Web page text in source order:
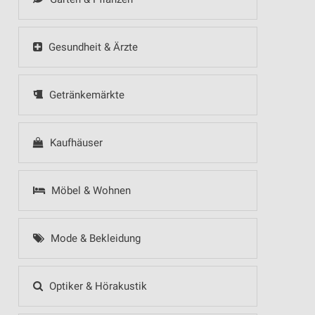
Gesundheit & Ärzte
Getränkemärkte
Kaufhäuser
Möbel & Wohnen
Mode & Bekleidung
Optiker & Hörakustik